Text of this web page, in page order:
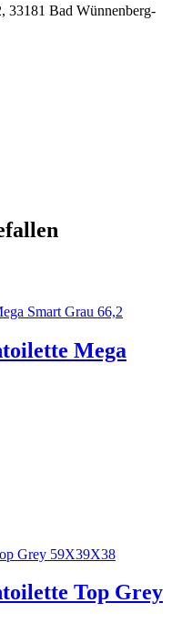
33181 Bad Wünnenberg-
Mega
Top Grey